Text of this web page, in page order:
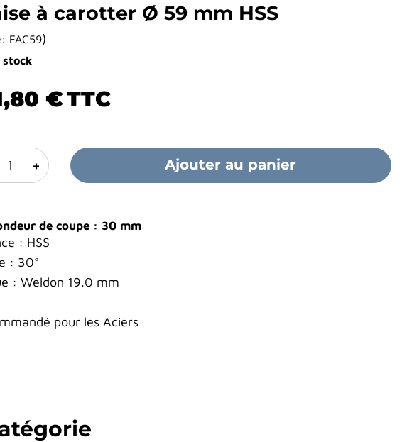
à carotter Ø 59 mm HSS
FAC59)
stock
€TTC
+ Ajouter au panier
de coupe : 30 mm
: HSS
: 30°
: Weldon 19.0 mm
pour les Aciers